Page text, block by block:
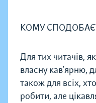
КОМУ
Для тих читачів,
власну кав’ярню,
також для всіх,
робити, але